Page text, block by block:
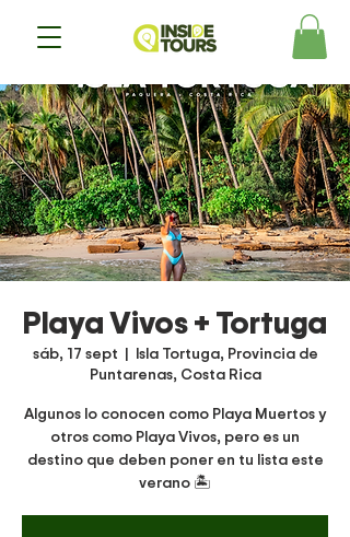
Playa Vivos + Tortuga
sáb, 17 sept
  |
Isla Tortuga, Provincia de
Puntarenas, Costa Rica
Algunos lo conocen como Playa Muertos y
otros como Playa Vivos, pero es un
destino que deben poner en tu lista este
verano 🏝